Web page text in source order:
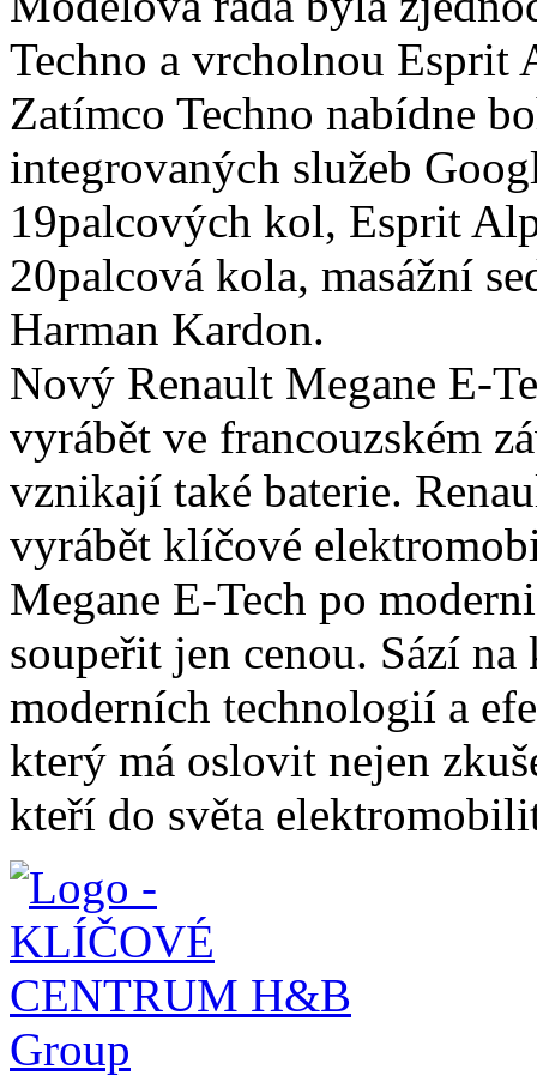
Techno a vrcholnou Esprit
Zatímco Techno nabídne
integrovaných služeb
19palcových kol, Esprit
20palcová kola, masážní
Harman Kardon.
Nový Renault Megane E-
vyrábět ve francouzském
vznikají také baterie.
vyrábět klíčové
Megane E-Tech po
soupeřit jen cenou. Sází
moderních technologií a
který má oslovit nejen
kteří do světa